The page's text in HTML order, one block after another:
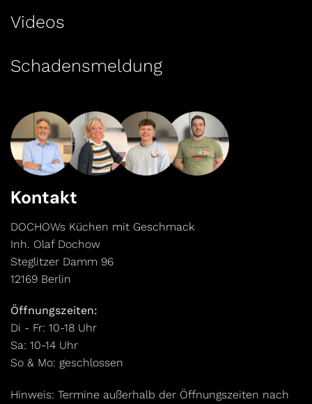
Videos
Schadensmeldung
Kontakt
DOCHOWs Küchen mit Geschmack
Inh. Olaf Dochow
Steglitzer Damm 96
12169 Berlin
Öffnungszeiten:
Di - Fr: 10-18 Uhr
Sa: 10-14 Uhr
So & Mo: geschlossen
Hinweis: Termine außerhalb der Öffnungszeiten nach